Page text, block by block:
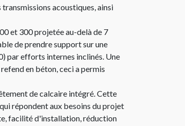
acoustiques, ainsi
et 300 projetée au-delà de 7
de prendre support sur une
par efforts internes inclinés. Une
en béton, ceci a permis
de calcaire intégré. Cette
répondent aux besoins du projet
facilité d'installation, réduction